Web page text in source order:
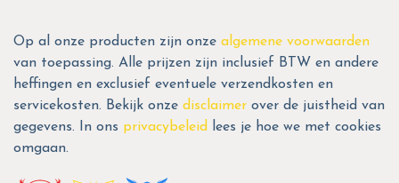
Op al onze producten zijn onze algemene voorwaarden
van toepassing. Alle prijzen zijn inclusief BTW en andere
heffingen en exclusief eventuele verzendkosten en
servicekosten. Bekijk onze disclaimer over de juistheid van
gegevens. In ons privacybeleid
lees je hoe we met cookies
omgaan.